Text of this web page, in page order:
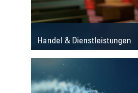
Handel & Dienstleistungen